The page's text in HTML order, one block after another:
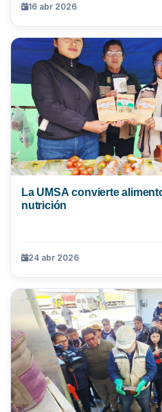
16 abr 2026
La UMSA convierte
nutrición
24 abr 2026